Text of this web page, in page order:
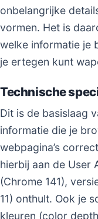
onbelangrijke
vormen. Het is
welke informatie je
je ertegen kunt
Technische
Dit is de basislaag
informatie die je
webpagina’s
hierbij aan de User
(Chrome 141),
11) onthult. Ook je
kleuren (color